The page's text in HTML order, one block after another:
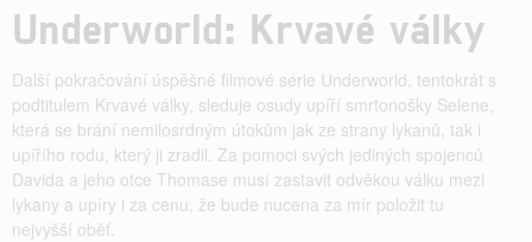
Underworld: Krvavé války
Další pokračování úspěšné filmové série Underworld, tentokrát s
podtitulem Krvavé války, sleduje osudy upíří smrtonošky Selene,
která se brání nemilosrdným útokům jak ze strany lykanů, tak i
upířího rodu, který ji zradil. Za pomoci svých jediných spojenců
Davida a jeho otce Thomase musí zastavit odvěkou válku mezi
lykany a upíry i za cenu, že bude nucena za mír položit tu
nejvyšší oběť.